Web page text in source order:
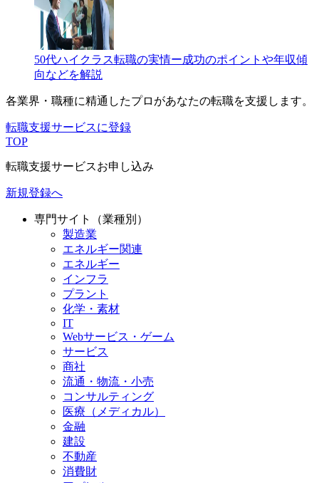
50代ハイクラス転職の実情ー成功のポイントや年収傾
向などを解説
各業界・職種に精通したプロがあなたの転職を支援します。
転職支援サービスに登録
TOP
転職支援サービスお申し込み
新規登録へ
専門サイト（業種別）
製造業
エネルギー関連
エネルギー
インフラ
プラント
化学・素材
IT
Webサービス・ゲーム
サービス
商社
流通・物流・小売
コンサルティング
医療（メディカル）
金融
建設
不動産
消費財